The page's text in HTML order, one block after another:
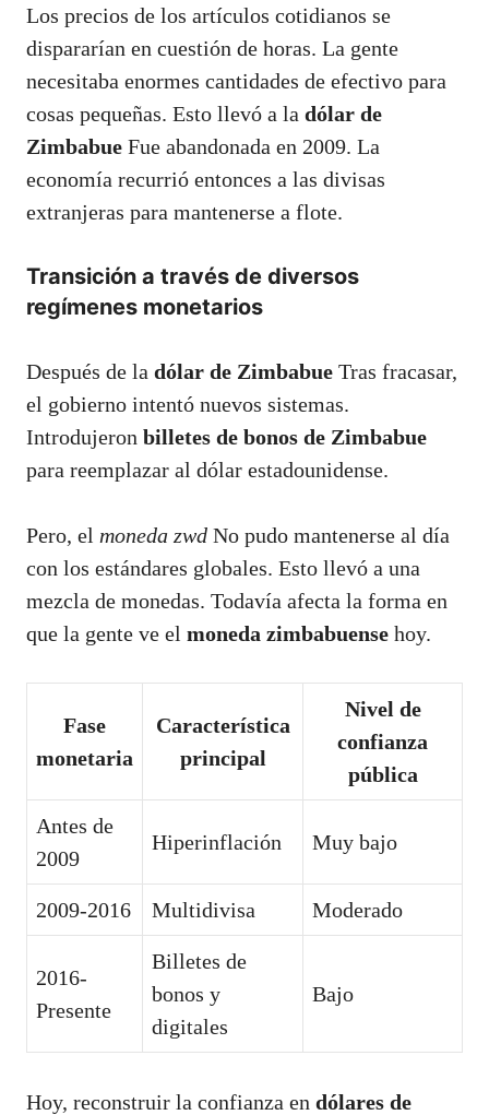
Los precios de los artículos cotidianos se
dispararían en cuestión de horas. La gente
necesitaba enormes cantidades de efectivo para
cosas pequeñas. Esto llevó a la dólar de
Zimbabue Fue abandonada en 2009. La
economía recurrió entonces a las divisas
extranjeras para mantenerse a flote.
Transición a través de diversos
regímenes monetarios
Después de la dólar de Zimbabue Tras fracasar,
el gobierno intentó nuevos sistemas.
Introdujeron billetes de bonos de Zimbabue
para reemplazar al dólar estadounidense.
Pero, el moneda zwd No pudo mantenerse al día
con los estándares globales. Esto llevó a una
mezcla de monedas. Todavía afecta la forma en
que la gente ve el moneda zimbabuense hoy.
Fase
monetaria
Característica
principal
Nivel de
confianza
pública
Antes de
2009
Hiperinflación Muy bajo
2009-2016 Multidivisa Moderado
2016-
Presente
Billetes de
bonos y
digitales
Bajo
Hoy, reconstruir la confianza en dólares de